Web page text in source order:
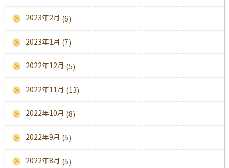
2023年2月 (6)
2023年1月 (7)
2022年12月 (5)
2022年11月 (13)
2022年10月 (8)
2022年9月 (5)
2022年8月 (5)